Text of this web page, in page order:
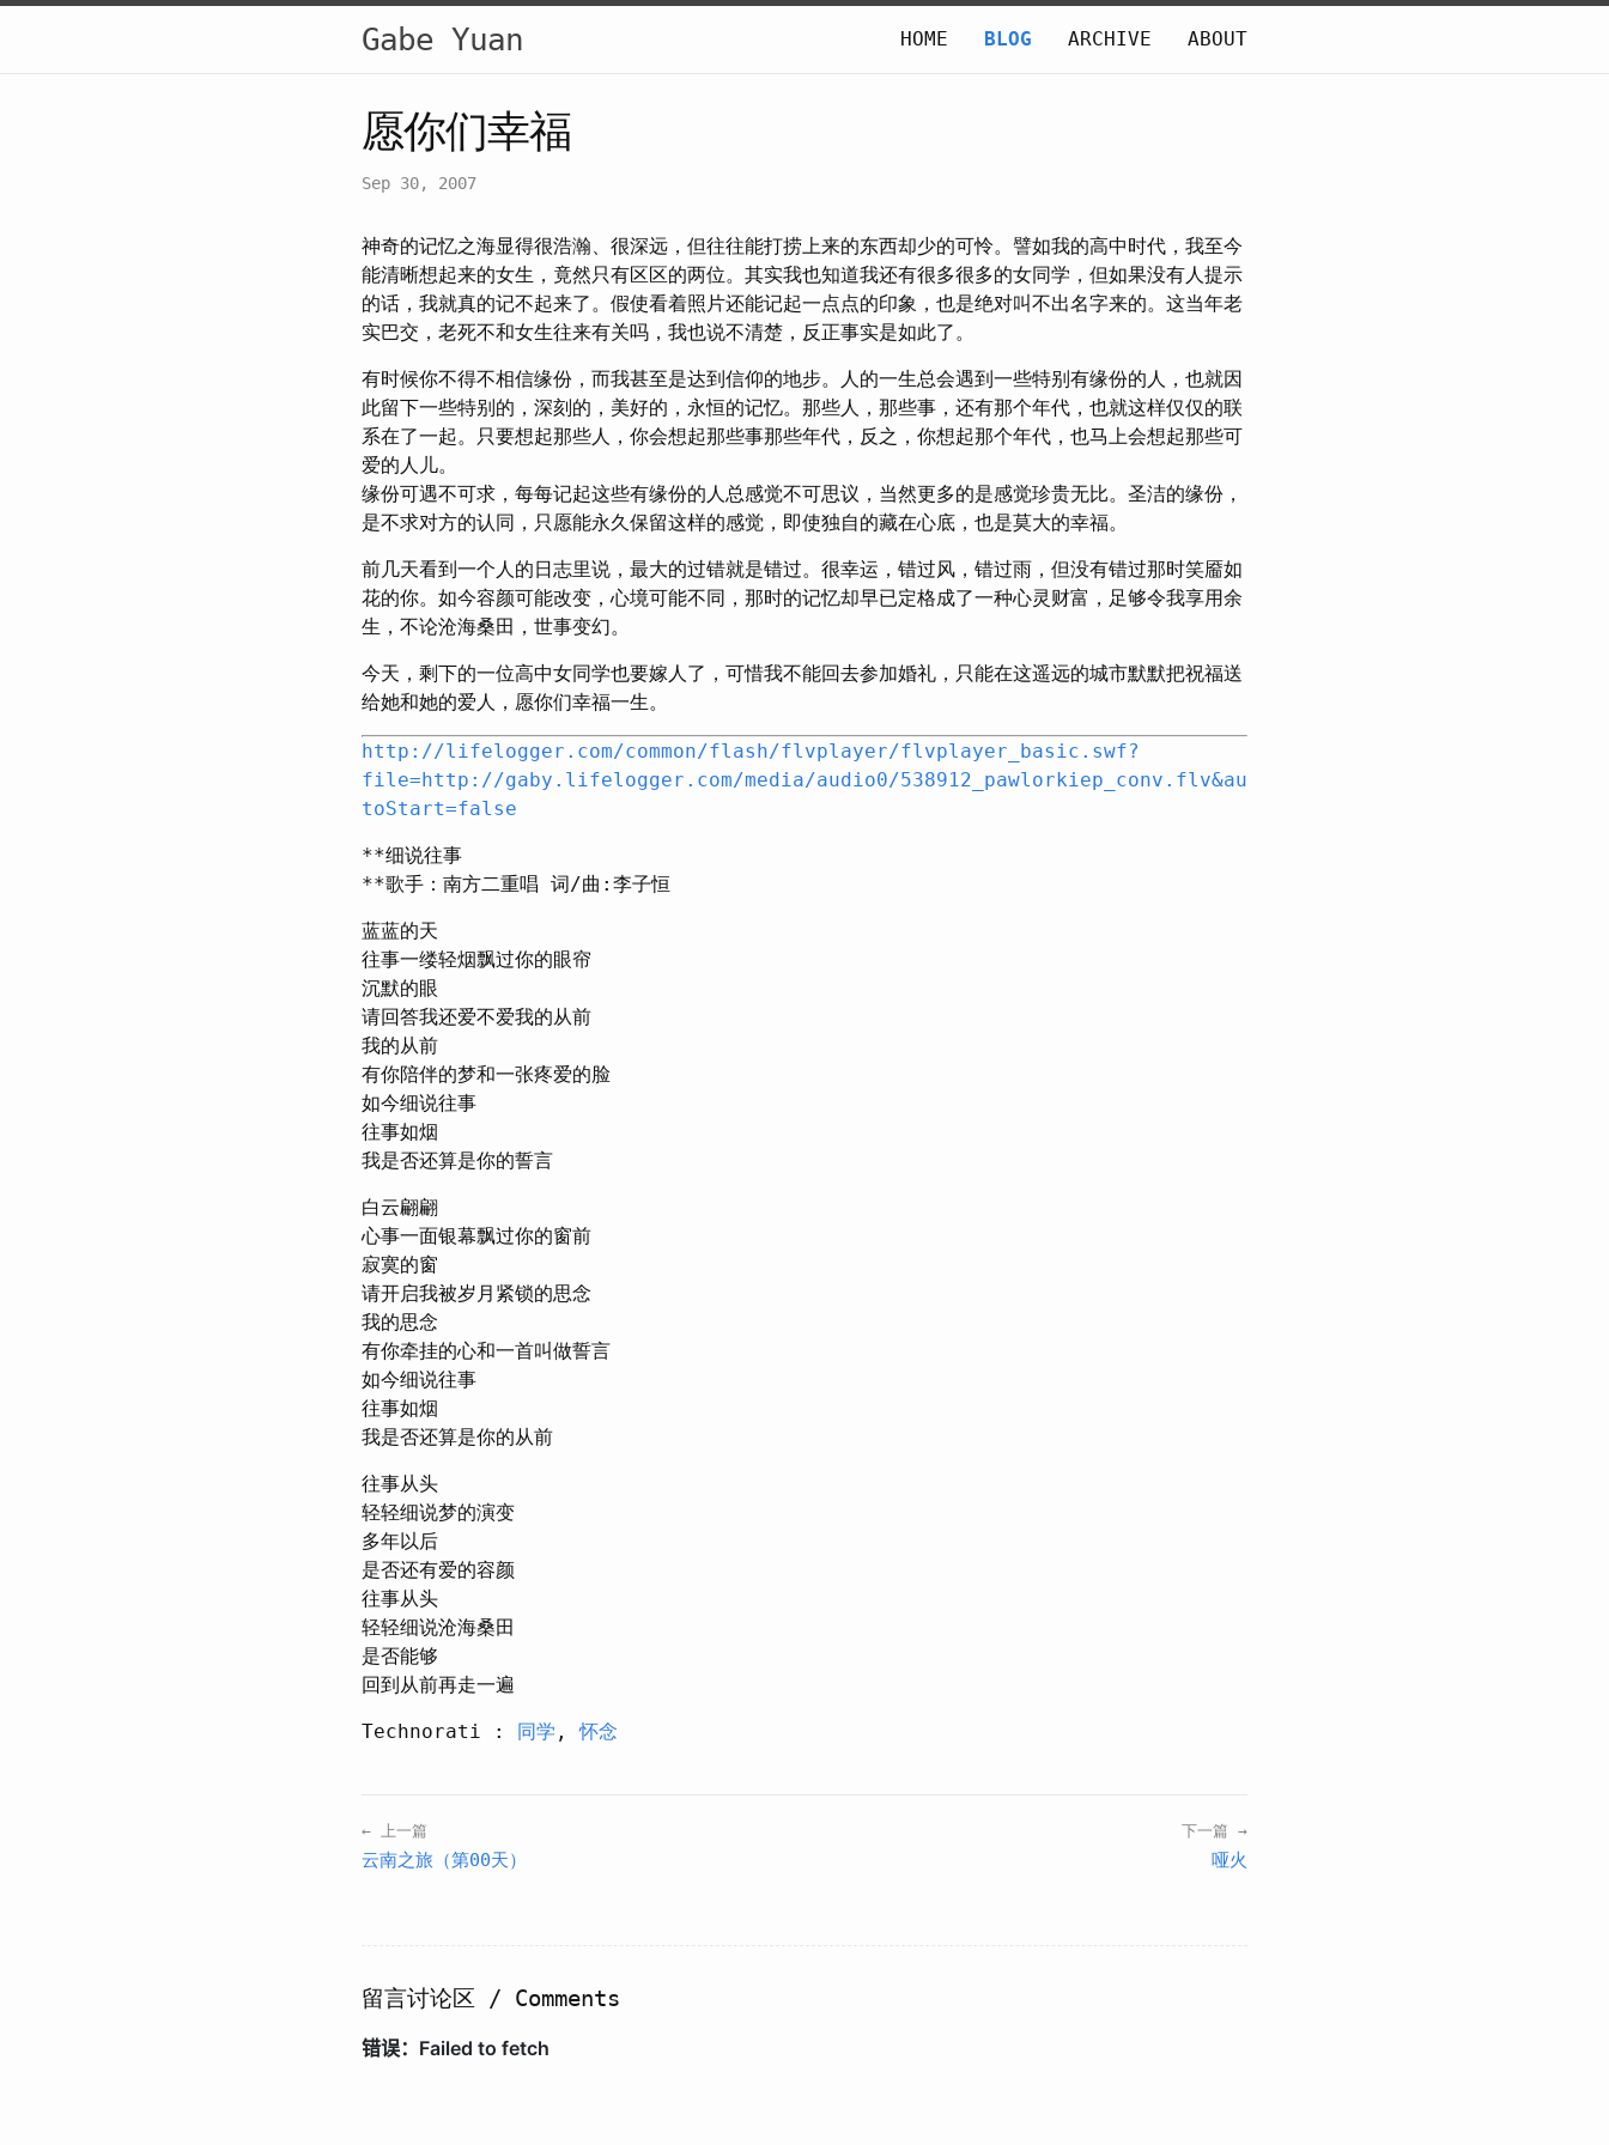
Gabe Yuan HOME BLOG ARCHIVE ABOUT
愿你们幸福
Sep 30, 2007
神奇的记忆之海显得很浩瀚、很深远，但往往能打捞上来的东西却少的可怜。譬如我的高中时代，我至今
能清晰想起来的女生，竟然只有区区的两位。其实我也知道我还有很多很多的女同学，但如果没有人提示
的话，我就真的记不起来了。假使看着照片还能记起一点点的印象，也是绝对叫不出名字来的。这当年老
实巴交，老死不和女生往来有关吗，我也说不清楚，反正事实是如此了。
有时候你不得不相信缘份，而我甚至是达到信仰的地步。人的一生总会遇到一些特别有缘份的人，也就因
此留下一些特别的，深刻的，美好的，永恒的记忆。那些人，那些事，还有那个年代，也就这样仅仅的联
系在了一起。只要想起那些人，你会想起那些事那些年代，反之，你想起那个年代，也马上会想起那些可
爱的人儿。
缘份可遇不可求，每每记起这些有缘份的人总感觉不可思议，当然更多的是感觉珍贵无比。圣洁的缘份，
是不求对方的认同，只愿能永久保留这样的感觉，即使独自的藏在心底，也是莫大的幸福。
前几天看到一个人的日志里说，最大的过错就是错过。很幸运，错过风，错过雨，但没有错过那时笑靥如
花的你。如今容颜可能改变，心境可能不同，那时的记忆却早已定格成了一种心灵财富，足够令我享用余
生，不论沧海桑田，世事变幻。
今天，剩下的一位高中女同学也要嫁人了，可惜我不能回去参加婚礼，只能在这遥远的城市默默把祝福送
给她和她的爱人，愿你们幸福一生。
http://lifelogger.com/common/flash/flvplayer/flvplayer_basic.swf?
file=http://gaby.lifelogger.com/media/audio0/538912_pawlorkiep_conv.flv&au
toStart=false
**细说往事
**歌手：南方二重唱 词/曲:李子恒
蓝蓝的天
往事一缕轻烟飘过你的眼帘
沉默的眼
请回答我还爱不爱我的从前
我的从前
有你陪伴的梦和一张疼爱的脸
如今细说往事
往事如烟
我是否还算是你的誓言
白云翩翩
心事一面银幕飘过你的窗前
寂寞的窗
请开启我被岁月紧锁的思念
我的思念
有你牵挂的心和一首叫做誓言
如今细说往事
往事如烟
我是否还算是你的从前
往事从头
轻轻细说梦的演变
多年以后
是否还有爱的容颜
往事从头
轻轻细说沧海桑田
是否能够
回到从前再走一遍
Technorati : 同学 ,怀念
← 上一篇
云南之旅（第00天）
下一篇 →
哑火
留言讨论区 / Comments